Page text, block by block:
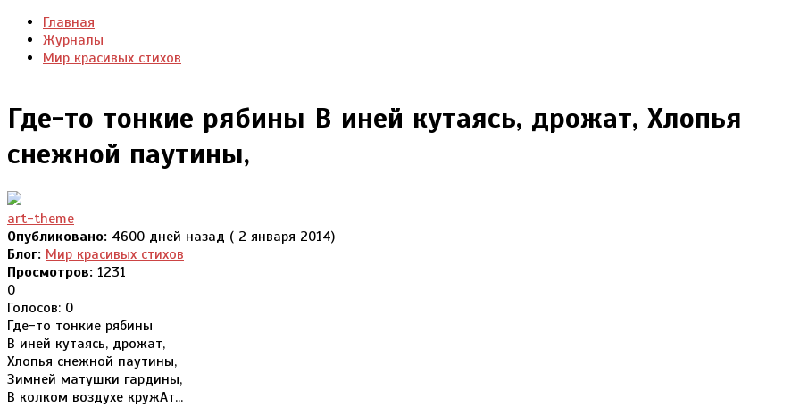
Главная
Журналы
Мир красивых стихов
Где-то тонкие рябины В иней кутаясь, дрожат, Хлопья
снежной паутины,
art-theme
Опубликовано: 4600 дней назад ( 2 января 2014)
Блог: Мир красивых стихов
Просмотров: 1231
0
Голосов: 0
Где-то тонкие рябины
В иней кутаясь, дрожат,
Хлопья снежной паутины,
Зимней матушки гардины,
В колком воздухе кружАт...